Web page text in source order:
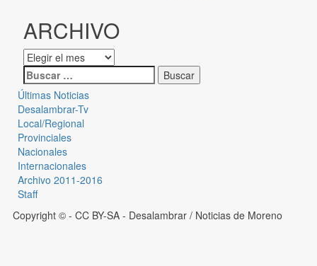
ARCHIVO
Últimas Noticias
Desalambrar-Tv
Local/Regional
Provinciales
Nacionales
Internacionales
Archivo 2011-2016
Staff
Copyright © - CC BY-SA - Desalambrar / Noticias de Moreno